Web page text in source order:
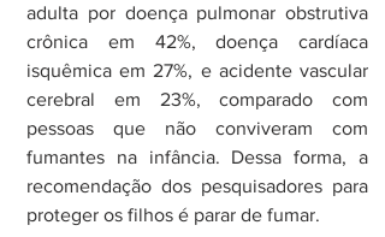
adulta por doença pulmonar obstrutiva
crônica em 42%, doença cardíaca
isquêmica em 27%, e acidente vascular
cerebral em 23%, comparado com
pessoas que não conviveram com
fumantes na infância. Dessa forma, a
recomendação dos pesquisadores para
proteger os filhos é parar de fumar.